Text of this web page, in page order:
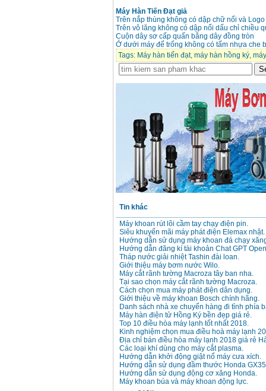
Máy Hàn Tiến Đạt giả
Trên nắp thùng không có dập chữ nổi và Logo
Trên vô lăng không có dập nổi dấu chỉ chiều
Cuộn dây sơ cấp quấn bằng dây đồng tròn
Ở dưới máy để trống không có tấm nhựa che
Tags: Máy hàn tiến đạt, máy hàn hồng ký,
Tin khác
Máy khoan rút lõi cầm tay chạy điện pin.
Siêu khuyến mãi máy phát điện Elemax nhật.
Hướng dẫn sử dụng máy khoan đá chạy
Hướng dẫn đăng kí tài khoản Chat GPT
Tháp nước giải nhiệt Tashin đài loan.
Giới thiệu máy bơm nước Wilo.
Máy cắt rãnh tường Macroza tây ban nha.
Tại sao chọn máy cắt rãnh tường Macroza.
Cách chọn mua máy phát điện dân dụng.
Giới thiệu về máy khoan Bosch chính hãng.
Danh sách nhà xe chuyển hàng đi tỉnh phía
Máy hàn điện tử Hồng Ký bền đẹp giá rẻ.
Top 10 điều hòa máy lạnh tốt nhất 2018.
Kinh nghiệm chọn mua điều hoà máy lạnh
Địa chỉ bán điều hòa máy lạnh 2018 giá rẻ
Các loại khí dùng cho máy cắt plasma.
Hướng dẫn khởi động giật nổ máy cưa xích.
Hướng dẫn sử dụng đầm thước Honda
Hướng dẫn sử dụng động cơ xăng Honda.
Máy khoan búa và máy khoan động lực.